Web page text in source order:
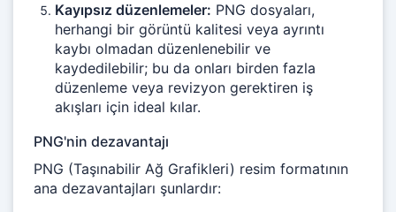
Kayıpsız düzenlemeler: PNG dosyaları,
herhangi bir görüntü kalitesi veya ayrıntı
kaybı olmadan düzenlenebilir ve
kaydedilebilir; bu da onları birden fazla
düzenleme veya revizyon gerektiren iş
akışları için ideal kılar.
PNG'nin dezavantajı
PNG (Taşınabilir Ağ Grafikleri) resim formatının
ana dezavantajları şunlardır: